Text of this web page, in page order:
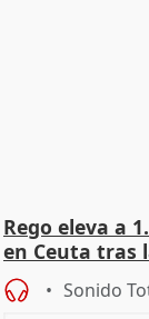
Rego eleva a
en Ceuta tras
Sonido